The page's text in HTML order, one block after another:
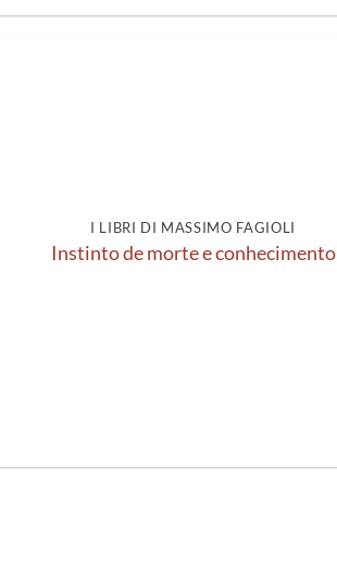
I LIBRI DI MASSIMO FAGIOLI
Instinto de morte e conhecimento